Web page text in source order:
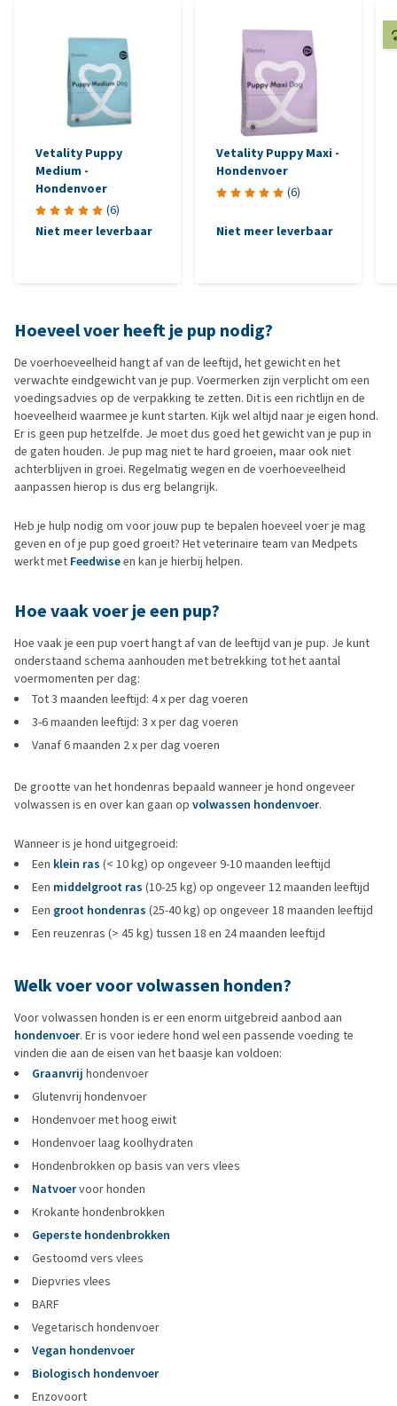
Vetality Puppy
Medium -
Hondenvoer
(6)
Niet meer leverbaar
Vetality Puppy Maxi -
Hondenvoer
(6)
Niet meer leverbaar
Hoeveel voer heeft je pup nodig?
De voerhoeveelheid hangt af van de leeftijd, het gewicht en het
verwachte eindgewicht van je pup. Voermerken zijn verplicht om een
voedingsadvies op de verpakking te zetten. Dit is een richtlijn en de
hoeveelheid waarmee je kunt starten. Kijk wel altijd naar je eigen hond.
Er is geen pup hetzelfde. Je moet dus goed het gewicht van je pup in
de gaten houden. Je pup mag niet te hard groeien, maar ook niet
achterblijven in groei. Regelmatig wegen en de voerhoeveelheid
aanpassen hierop is dus erg belangrijk.
Heb je hulp nodig om voor jouw pup te bepalen hoeveel voer je mag
geven en of je pup goed groeit? Het veterinaire team van Medpets
werkt met Feedwiseen kan je hierbij helpen.
Hoe vaak voer je een pup?
Hoe vaak je een pup voert hangt af van de leeftijd van je pup. Je kunt
onderstaand schema aanhouden met betrekking tot het aantal
voermomenten per dag:
Tot 3 maanden leeftijd: 4 x per dag voeren
3-6 maanden leeftijd: 3 x per dag voeren
Vanaf 6 maanden 2 x per dag voeren
De grootte van het hondenras bepaald wanneer je hond ongeveer
volwassen is en over kan gaan op volwassen hondenvoer.
Wanneer is je hond uitgegroeid:
Een klein ras (< 10 kg) op ongeveer 9-10 maanden leeftijd
Een middelgroot ras (10-25 kg) op ongeveer 12 maanden leeftijd
Een groot hondenras (25-40 kg) op ongeveer 18 maanden leeftijd
Een reuzenras (> 45 kg) tussen 18 en 24 maanden leeftijd
Welk voer voor volwassen honden?
Voor volwassen honden is er een enorm uitgebreid aanbod aan
hondenvoer. Er is voor iedere hond wel een passende voeding te
vinden die aan de eisen van het baasje kan voldoen:
Graanvrij hondenvoer
Glutenvrij hondenvoer
Hondenvoer met hoog eiwit
Hondenvoer laag koolhydraten
Hondenbrokken op basis van vers vlees
Natvoervoor honden
Krokante hondenbrokken
Geperste hondenbrokken
Gestoomd vers vlees
Diepvries vlees
BARF
Vegetarisch hondenvoer
Vegan hondenvoer
Biologisch hondenvoer
Enzovoort